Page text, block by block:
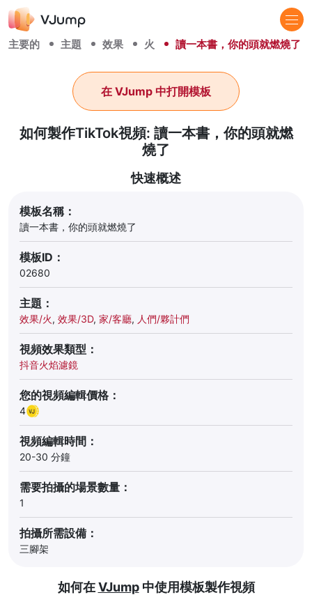
主要的 主題 效果 火 讀一本書，你的頭就燃燒了
如何製作TikTok視頻: 讀一本書，你的頭就燃
燒了
在 VJump 中打開模板
快速概述
模板名稱：
讀一本書，你的頭就燃燒了
模板ID：
02680
主題：
效果/火, 效果/3D, 家/客廳, 人們/夥計們
視頻效果類型：
抖音火焰濾鏡
您的視頻編輯價格：
4
視頻編輯時間：
20-30 分鐘
需要拍攝的場景數量：
1
拍攝所需設備：
三腳架
如何在VJump中使用模板製作視頻